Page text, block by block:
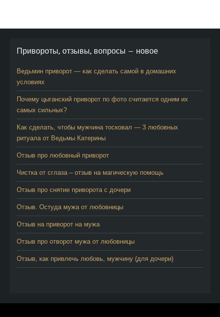
Привороты, отзывы, вопросы — новое
Ведьмин приворот — как сделать самой в домашних
условиях
Почему цыганский приворот по фото считается одним их
самых сильных?
Как сделать, чтобы мужчина тосковал — 3 любовных
ритуала от Ведьмы Катерины
Отзыв про любовный приворот
Чистка от сглаза – отзыв на магическую помощь
Отзыв про снятие приворота с дочери
Отзыв. Остуда мужа от любовницы
Отзыв на приворот на мужа
Отзыв про отворот мужа от любовницы
Отзыв, как привлечь любовь, мужчину (для дочери)